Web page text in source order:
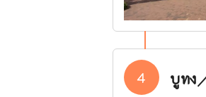
4 บูทง